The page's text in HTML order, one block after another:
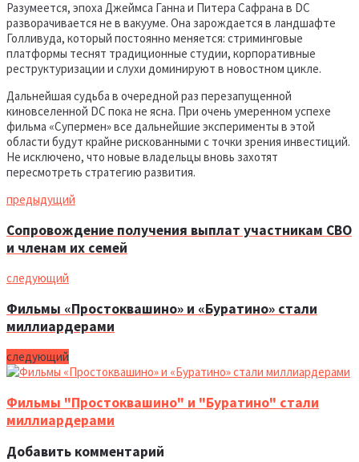
Разумеется, эпоха Джеймса Ганна и Питера Сафрана в DC
разворачивается не в вакууме. Она зарождается в ландшафте
Голливуда, который постоянно меняется: стриминговые
платформы теснят традиционные студии, корпоративные
реструктуризации и слухи доминируют в новостном цикле.
Дальнейшая судьба в очередной раз перезапущенной
киновселенной DC пока не ясна. При очень умеренном успехе
фильма «Супермен» все дальнейшие эксперименты в этой
области будут крайне рискованными с точки зрения инвестиций.
Не исключено, что новые владельцы вновь захотят
пересмотреть стратегию развития.
предыдущий
Сопровождение получения выплат участникам СВО
и членам их семей
следующий
Фильмы «Простоквашино» и «Буратино» стали
миллиардерами
следующий
Фильмы "Простоквашино" и "Буратино" стали
миллиардерами
Добавить комментарий